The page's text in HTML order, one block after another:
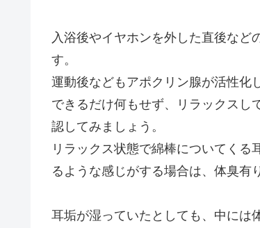
入浴後やイヤホンを外した直後など
す。
運動後などもアポクリン腺が活性化
できるだけ何もせず、リラックスし
認してみましょう。
リラックス状態で綿棒についてくる
るような感じがする場合は、体臭有
耳垢が湿っていたとしても、中には